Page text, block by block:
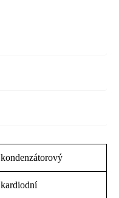
kondenzátorový
kardiodní